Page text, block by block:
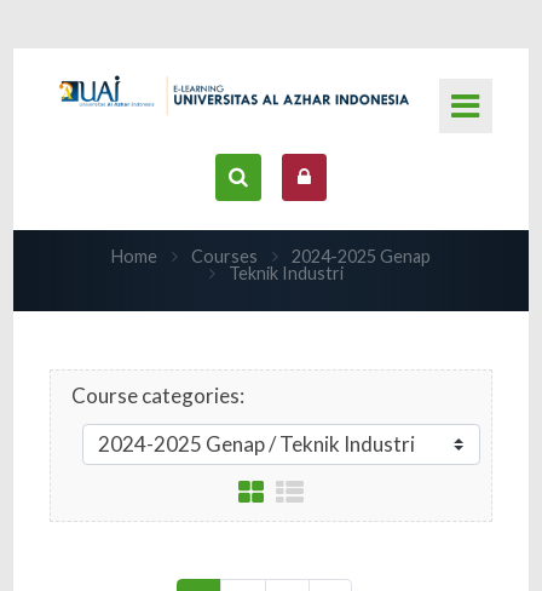
Home Courses
2024-2025 Genap
Teknik Industri
Course categories: